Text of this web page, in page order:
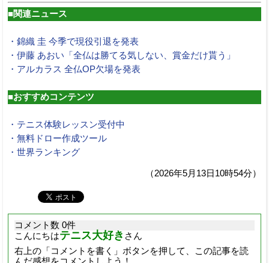
■関連ニュース
・錦織 圭 今季で現役引退を発表
・伊藤 あおい「全仏は勝てる気しない、賞金だけ貰う」
・アルカラス 全仏OP欠場を発表
■おすすめコンテンツ
・テニス体験レッスン受付中
・無料ドロー作成ツール
・世界ランキング
（2026年5月13日10時54分）
コメント数 0件
こんにちはテニス大好き さん
右上の「コメントを書く」ボタンを押して、この記事を読
んだ感想をコメントしよう！